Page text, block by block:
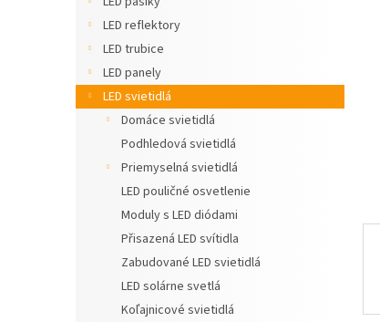
LED reflektory
LED trubice
LED panely
LED svietidlá
Domáce svietidlá
Podhledová svietidlá
Priemyselná svietidlá
LED pouličné osvetlenie
Moduly s LED diódami
Přisazená LED svítidla
Zabudované LED svietidlá
LED solárne svetlá
Koľajnicové svietidlá